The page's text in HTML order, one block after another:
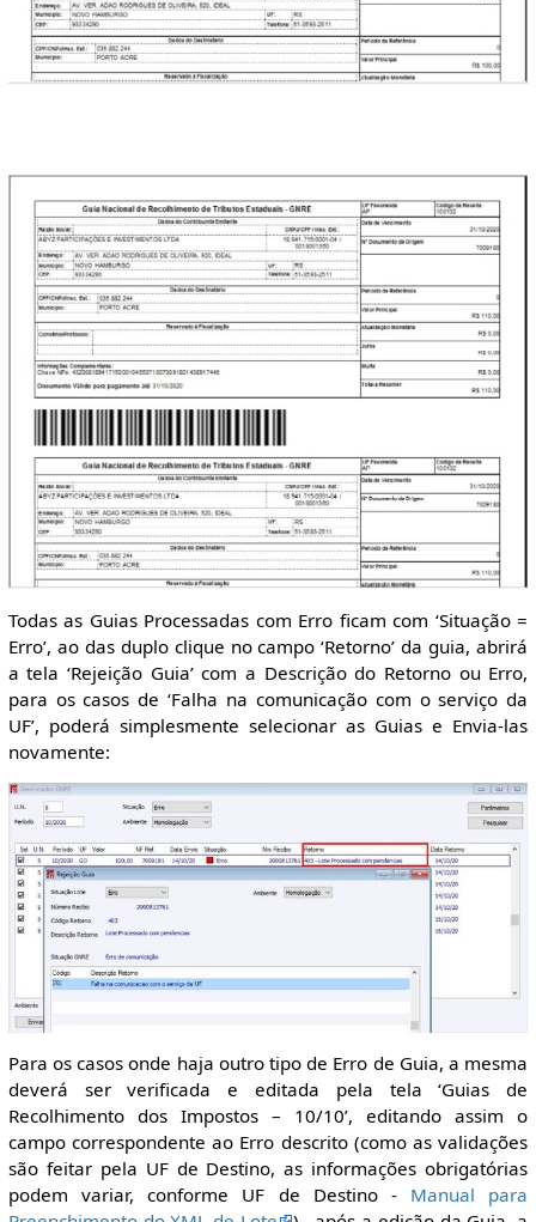
Todas as Guias Processadas com Erro ficam com ‘Situação =
Erro’, ao das duplo clique no campo ‘Retorno’ da guia, abrirá
a tela ‘Rejeição Guia’ com a Descrição do Retorno ou Erro,
para os casos de ‘Falha na comunicação com o serviço da
UF’, poderá simplesmente selecionar as Guias e Envia-las
novamente:
Para os casos onde haja outro tipo de Erro de Guia, a mesma
deverá ser verificada e editada pela tela ‘Guias de
Recolhimento dos Impostos – 10/10’, editando assim o
campo correspondente ao Erro descrito (como as validações
são feitar pela UF de Destino, as informações obrigatórias
podem variar, conforme UF de Destino - Manual para